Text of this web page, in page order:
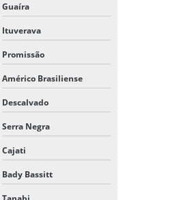
FRACIONADAS
DE SÃO
DE SP
E ENTREGA DE
Guaíra
Ituverava
Promissão
Américo Brasiliense
Descalvado
Serra Negra
Cajati
Bady Bassitt